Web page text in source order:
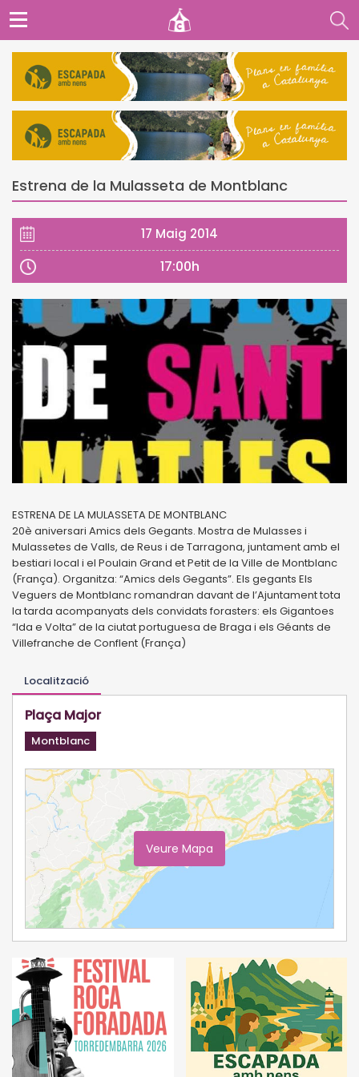
Estrena de la Mulasseta de Montblanc
17 Maig 2014
17:00h
ESTRENA DE LA MULASSETA DE MONTBLANC
20è aniversari Amics dels Gegants. Mostra de Mulasses i
Mulassetes de Valls, de Reus i de Tarragona, juntament amb el
bestiari local i el Poulain Grand et Petit de la Ville de Montblanc
(França). Organitza: “Amics dels Gegants”. Els gegants Els
Veguers de Montblanc romandran davant de l’Ajuntament tota
la tarda acompanyats dels convidats forasters: els Gigantoes
“Ida e Volta” de la ciutat portuguesa de Braga i els Géants de
Villefranche de Conflent (França)
Localització
Plaça Major
Montblanc
Veure Mapa